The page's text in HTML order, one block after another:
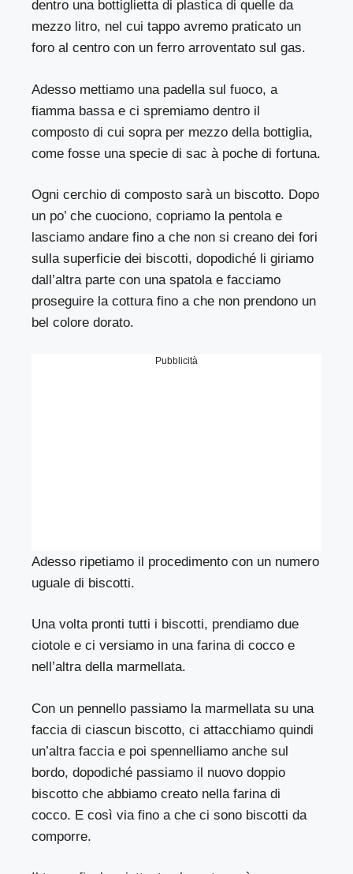
dentro una bottiglietta di plastica di quelle da
mezzo litro, nel cui tappo avremo praticato un
foro al centro con un ferro arroventato sul gas.
Adesso mettiamo una padella sul fuoco, a
fiamma bassa e ci spremiamo dentro il
composto di cui sopra per mezzo della bottiglia,
come fosse una specie di sac à poche di fortuna.
Ogni cerchio di composto sarà un biscotto. Dopo
un po’ che cuociono, copriamo la pentola e
lasciamo andare fino a che non si creano dei fori
sulla superficie dei biscotti, dopodiché li giriamo
dall’altra parte con una spatola e facciamo
proseguire la cottura fino a che non prendono un
bel colore dorato.
Pubblicità
Adesso ripetiamo il procedimento con un numero
uguale di biscotti.
Una volta pronti tutti i biscotti, prendiamo due
ciotole e ci versiamo in una farina di cocco e
nell’altra della marmellata.
Con un pennello passiamo la marmellata su una
faccia di ciascun biscotto, ci attacchiamo quindi
un’altra faccia e poi spennelliamo anche sul
bordo, dopodiché passiamo il nuovo doppio
biscotto che abbiamo creato nella farina di
cocco. E così via fino a che ci sono biscotti da
comporre.